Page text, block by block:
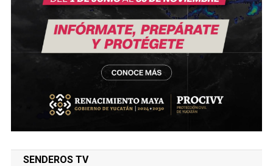
SENDEROS TV